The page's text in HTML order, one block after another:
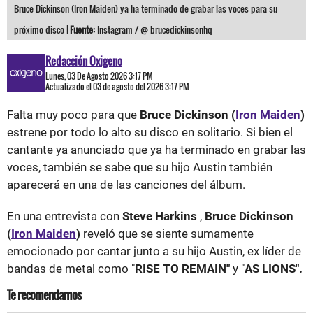
Bruce Dickinson (Iron Maiden) ya ha terminado de grabar las voces para su
próximo disco |Fuente: Instagram / @ brucedickinsonhq
Redacción Oxigeno
Lunes, 03 De Agosto 2026 3:17 PM
Actualizado el 03 de agosto del 2026 3:17 PM
Falta muy poco para que Bruce Dickinson (Iron Maiden)
estrene por todo lo alto su disco en solitario. Si bien el
cantante ya anunciado que ya ha terminado en grabar las
voces, también se sabe que su hijo Austin también
aparecerá en una de las canciones del álbum.
En una entrevista con Steve Harkins , Bruce Dickinson
(Iron Maiden) reveló que se siente sumamente
emocionado por cantar junto a su hijo Austin, ex líder de
bandas de metal como "RISE TO REMAIN" y "AS LIONS".
Te recomendamos